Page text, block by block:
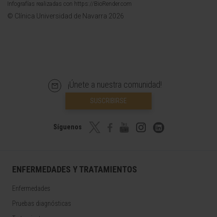
Infografías realizadas con https://BioRender.com
© Clínica Universidad de Navarra 2026
¡Únete a nuestra comunidad!
SUSCRIBIRSE
Síguenos
ENFERMEDADES Y TRATAMIENTOS
Enfermedades
Pruebas diagnósticas